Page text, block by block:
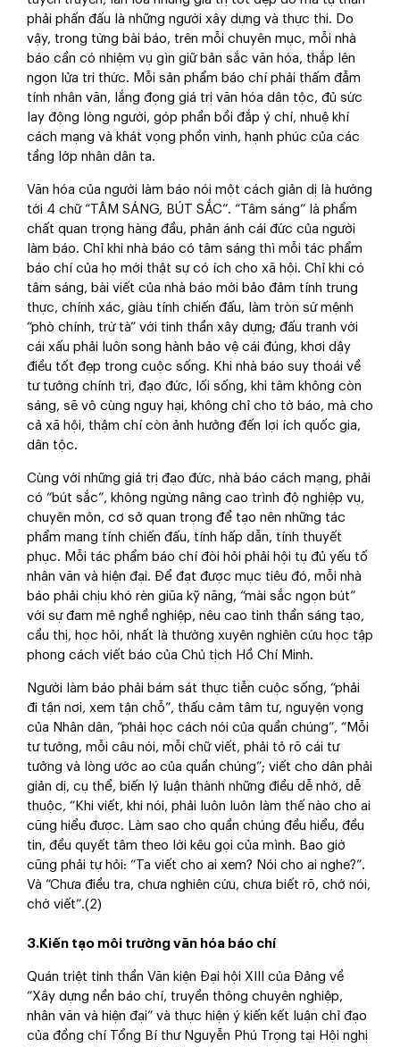
phải phấn đấu là những người xây dựng và thực thi. Do
vậy, trong từng bài báo, trên mỗi chuyên mục, mỗi nhà
báo cần có nhiệm vụ gìn giữ bản sắc văn hóa, thắp lên
ngọn lửa tri thức. Mỗi sản phẩm báo chí phải thấm đẫm
tính nhân văn, lắng đọng giá trị văn hóa dân tộc, đủ sức
lay động lòng người, góp phần bồi đắp ý chí, nhuệ khí
cách mạng và khát vọng phồn vinh, hạnh phúc của các
tầng lớp nhân dân ta.
Văn hóa của người làm báo nói một cách giản dị là hướng
tới 4 chữ “TÂM SÁNG, BÚT SẮC”. “Tâm sáng” là phẩm
chất quan trọng hàng đầu, phản ánh cái đức của người
làm báo. Chỉ khi nhà báo có tâm sáng thì mỗi tác phẩm
báo chí của họ mới thật sự có ích cho xã hội. Chỉ khi có
tâm sáng, bài viết của nhà báo mới bảo đảm tính trung
thực, chính xác, giàu tính chiến đấu, làm tròn sứ mệnh
“phò chính, trừ tà” với tinh thần xây dựng; đấu tranh với
cái xấu phải luôn song hành bảo vệ cái đúng, khơi dậy
điều tốt đẹp trong cuộc sống. Khi nhà báo suy thoái về
tư tưởng chính trị, đạo đức, lối sống, khi tâm không còn
sáng, sẽ vô cùng nguy hại, không chỉ cho tờ báo, mà cho
cả xã hội, thậm chí còn ảnh hưởng đến lợi ích quốc gia,
dân tộc.
Cùng với những giá trị đạo đức, nhà báo cách mạng, phải
có “bút sắc”, không ngừng nâng cao trình độ nghiệp vụ,
chuyên môn, cơ sở quan trọng để tạo nên những tác
phẩm mang tính chiến đấu, tính hấp dẫn, tính thuyết
phục. Mỗi tác phẩm báo chí đòi hỏi phải hội tụ đủ yếu tố
nhân văn và hiện đại. Để đạt được mục tiêu đó, mỗi nhà
báo phải chịu khó rèn giũa kỹ năng, “mài sắc ngọn bút”
với sự đam mê nghề nghiệp, nêu cao tinh thần sáng tạo,
cầu thị, học hỏi, nhất là thường xuyên nghiên cứu học tập
phong cách viết báo của Chủ tịch Hồ Chí Minh.
Người làm báo phải bám sát thực tiễn cuộc sống, “phải
đi tận nơi, xem tận chỗ”, thấu cảm tâm tư, nguyện vọng
của Nhân dân, “phải học cách nói của quần chúng”, “Mỗi
tư tưởng, mỗi câu nói, mỗi chữ viết, phải tỏ rõ cái tư
tưởng và lòng ước ao của quần chúng”; viết cho dân phải
giản dị, cụ thể, biến lý luận thành những điều dễ nhớ, dễ
thuộc, “Khi viết, khi nói, phải luôn luôn làm thế nào cho ai
cũng hiểu được. Làm sao cho quần chúng đều hiểu, đều
tin, đều quyết tâm theo lời kêu gọi của mình. Bao giờ
cũng phải tự hỏi: “Ta viết cho ai xem? Nói cho ai nghe?”.
Và “Chưa điều tra, chưa nghiên cứu, chưa biết rõ, chớ nói,
chớ viết”.(2)
3.Kiến tạo môi trường văn hóa báo chí
Quán triệt tinh thần Văn kiện Đại hội XIII của Đảng về
“Xây dựng nền báo chí, truyền thông chuyên nghiệp,
nhân văn và hiện đại” và thực hiện ý kiến kết luận chỉ đạo
của đồng chí Tổng Bí thư Nguyễn Phú Trọng tại Hội nghị